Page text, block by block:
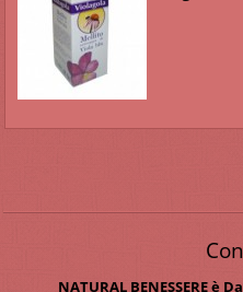
NATURAL BENESSERE è